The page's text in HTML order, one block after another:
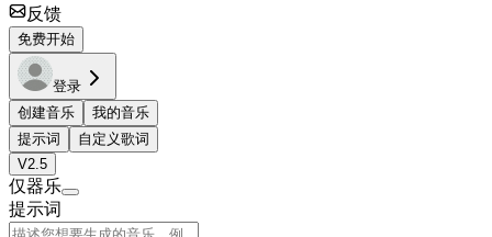
反馈
免费开始
登录
创建音乐
我的音乐
提示词
自定义歌词
V2.5
仅器乐
提示词